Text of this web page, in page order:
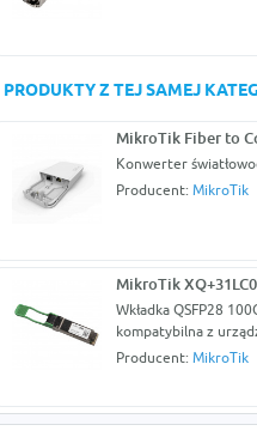
PRODUKTY Z TEJ SAMEJ
MikroTik Fiber to
Konwerter
Producent: MikroTik
MikroTik
Wkładka QSFP28
kompatybilna z
Producent: MikroTik